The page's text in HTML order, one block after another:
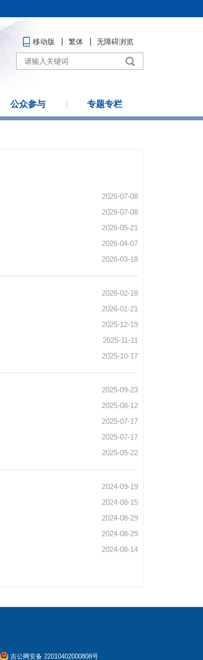
移动版 繁体 无障碍浏览
公众参与 专题专栏
2026-07-08
2026-07-08
2026-05-21
2026-04-07
2026-03-18
2026-02-18
2026-01-21
2025-12-19
2025-11-11
2025-10-17
2025-09-23
2025-08-12
2025-07-17
2025-07-17
2025-05-22
2024-09-19
2024-08-15
2024-08-29
2024-08-29
2024-08-14
吉公网安备 22010402000808号